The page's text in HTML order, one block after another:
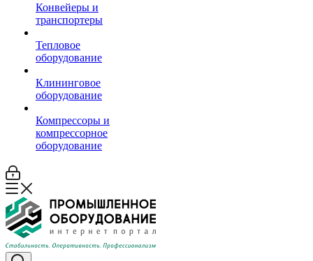
Конвейеры и
транспортеры
Тепловое
оборудование
Клининговое
оборудование
Компрессоры и
компрессорное
оборудование